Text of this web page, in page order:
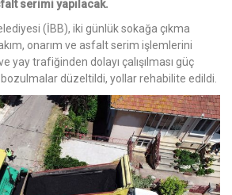
serimi yapılacak.
(İBB), iki günlük sokağa çıkma
onarım ve asfalt serim işlemlerini
yay trafiğinden dolayı çalışılması güç
düzeltildi, yollar rehabilite edildi.